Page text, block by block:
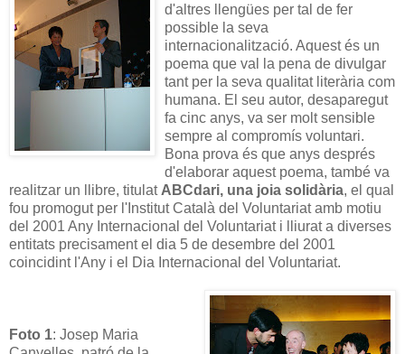
d'altres llengües per tal de fer
possible la seva
internacionalització. Aquest és un
poema que val la pena de divulgar
tant per la seva qualitat literària com
humana. El seu autor, desaparegut
fa cinc anys, va ser molt sensible
sempre al compromís voluntari.
Bona prova és que anys després
d'elaborar aquest poema, també va
realitzar un llibre, titulat ABCdari, una joia solidària, el qual
fou promogut per l'Institut Català del Voluntariat amb motiu
del 2001 Any Internacional del Voluntariat i lliurat a diverses
entitats precisament el dia 5 de desembre del 2001
coincidint l'Any i el Dia Internacional del Voluntariat.
Foto 1: Josep Maria